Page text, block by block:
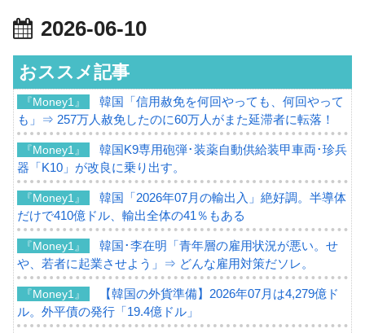
2026-06-10
おススメ記事
『Money1』
韓国「信用赦免を何回やっても、何回やって
も」⇒ 257万人赦免したのに60万人がまた延滞者に転落！
『Money1』
韓国K9専用砲弾･装薬自動供給装甲車両･珍兵
器「K10」が改良に乗り出す。
『Money1』
韓国「2026年07月の輸出入」絶好調。半導体
だけで410億ドル、輸出全体の41％もある
『Money1』
韓国･李在明「青年層の雇用状況が悪い。せ
や、若者に起業させよう」⇒ どんな雇用対策だソレ。
『Money1』
【韓国の外貨準備】2026年07月は4,279億ド
ル。外平債の発行「19.4億ドル」